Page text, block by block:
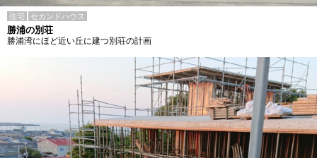
住宅 セカンドハウス
勝浦の別荘
勝浦湾にほど近い丘に建つ別荘の計画